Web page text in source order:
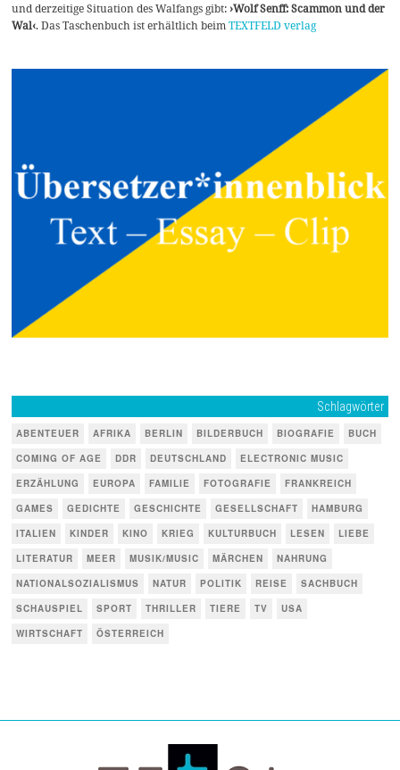
und derzeitige Situation des Walfangs gibt:›Wolf Senff: Scammon und der
Wal‹. Das Taschenbuch ist erhältlich beimTEXTFELD verlag
Schlagwörter
ABENTEUER AFRIKA BERLIN BILDERBUCH BIOGRAFIE
BUCH
COMING OF AGE
DDR DEUTSCHLAND
ELECTRONIC MUSIC
ERZÄHLUNG
EUROPA FAMILIE FOTOGRAFIE
FRANKREICH
GAMES
GEDICHTE GESCHICHTE GESELLSCHAFT
HAMBURG
ITALIEN
KINDER KINO KRIEG KULTURBUCH LESEN
LIEBE
LITERATUR
MEER MUSIK/MUSIC MÄRCHEN
NAHRUNG
NATIONALSOZIALISMUS
NATUR POLITIK REISE
SACHBUCH
SCHAUSPIEL
SPORT THRILLER TIERE TV
USA
WIRTSCHAFT
ÖSTERREICH